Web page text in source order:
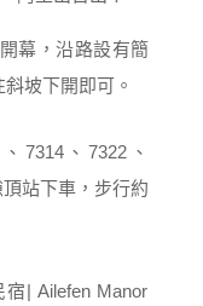
幕，沿路設有簡
坡下開即可。
7314、7322、
站下車，步行約